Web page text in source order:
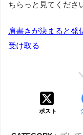
ちらっと見てくださ
肩書きが決まると発
受け取る
ポスト